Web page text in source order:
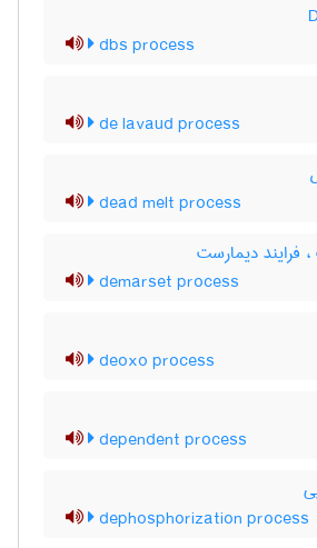
dbs process
de lavaud process
dead melt process
فرایند دیمارست
demarset process
deoxo process
dependent process
dephosphorization process